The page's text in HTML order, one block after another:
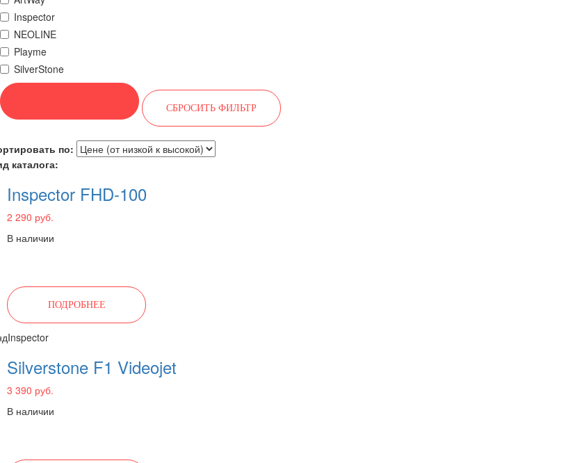
Inspector
NEOLINE
Playme
SilverStone
по:
каталога:
Inspector FHD-100
2 290 руб.
В наличии
ПОДРОБНЕЕ
Inspector
Silverstone F1 Videojet
3 390 руб.
В наличии